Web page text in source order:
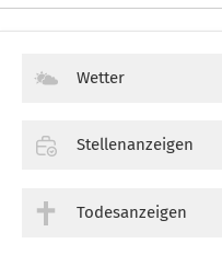
Wetter
Stellenanzeigen
Todesanzeigen